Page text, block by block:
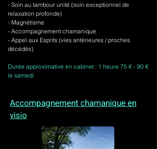
- Soin au tambour unité (soin exceptionnel de
relaxation profonde)
- Magnétisme
- Accompagnement chamanique
- Appel aux Esprits (vies antérieures / proches
décédés)
Durée approximative en cabinet : 1 heure 75 € - 90 €
le samedi
Accompagnement chamanique en
visio